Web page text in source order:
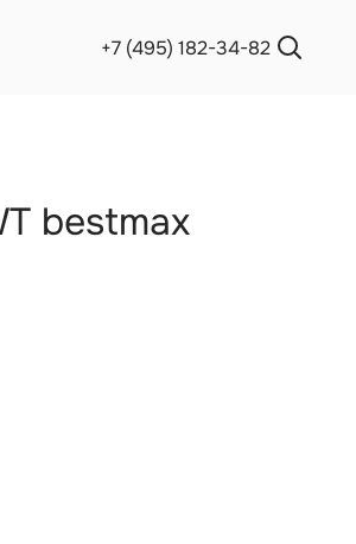
+7 (495) 182-34-82
bestmax